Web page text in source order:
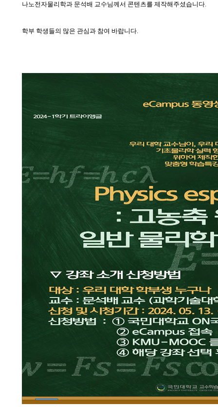
나노전자물리학과 문석배 교수님께서 콘텐츠를 제작해주셨습니다.
학부 학생들의 많은 관심과 참여 바랍니다.